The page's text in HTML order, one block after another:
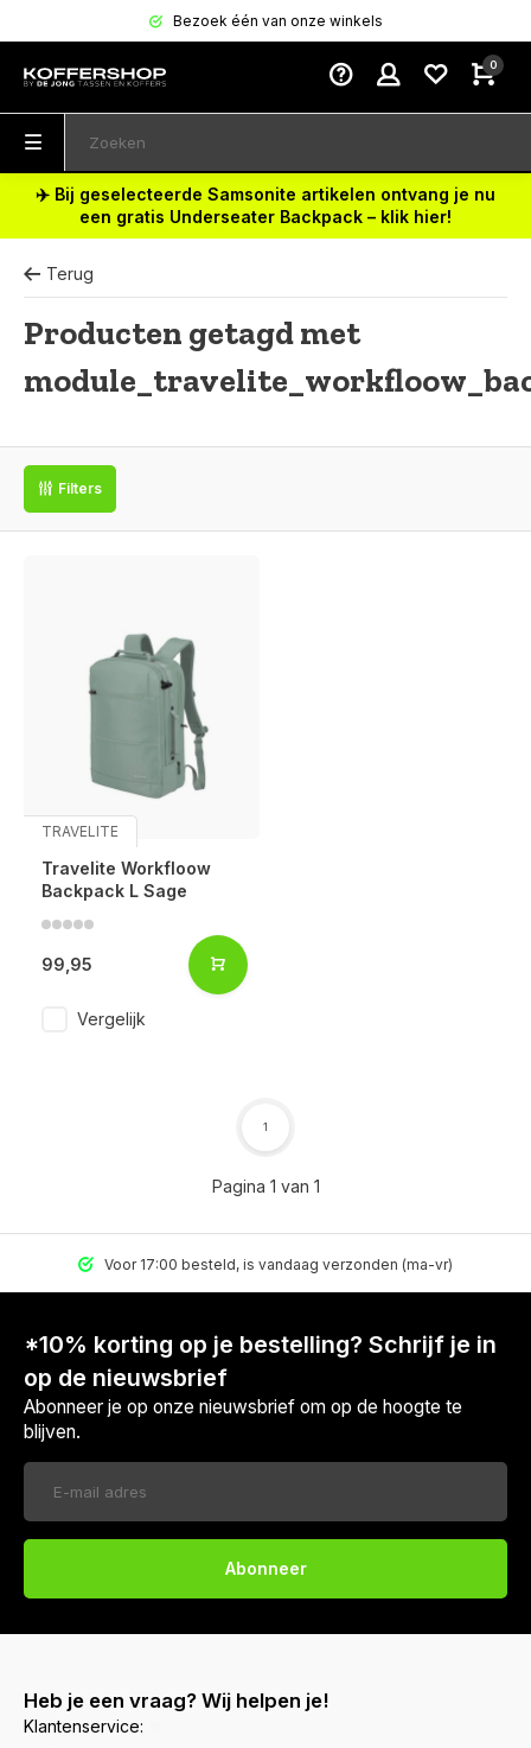
Bezoek één van onze winkels
0
✈️ Bij geselecteerde Samsonite artikelen ontvang je nu
een gratis Underseater Backpack – klik hier!
Terug
Producten getagd met
Filters
TRAVELITE
Travelite Workfloow
Backpack L Sage
99,95
Vergelijk
Pagina 1 van 1
1
Voor 17:00 besteld, is vandaag verzonden (ma-vr)
*10% korting op je bestelling? Schrijf je in
op de nieuwsbrief
Abonneer je op onze nieuwsbrief om op de hoogte te
blijven.
Abonneer
Heb je een vraag? Wij helpen je!
Klantenservice: